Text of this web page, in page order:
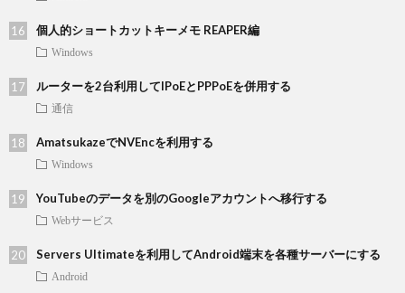
個人的ショートカットキーメモ REAPER編
Windows
ルーターを2台利用してIPoEとPPPoEを併用する
通信
AmatsukazeでNVEncを利用する
Windows
YouTubeのデータを別のGoogleアカウントへ移行する
Webサービス
Servers Ultimateを利用してAndroid端末を各種サーバーにする
Android